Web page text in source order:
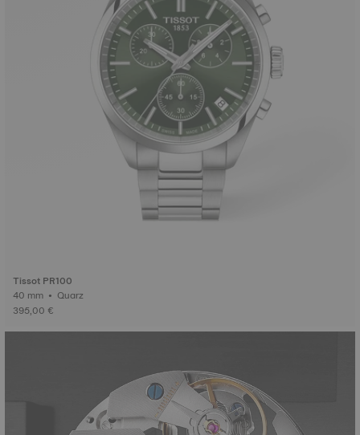
Tissot PR100
40 mm • Quarz
395,00 €